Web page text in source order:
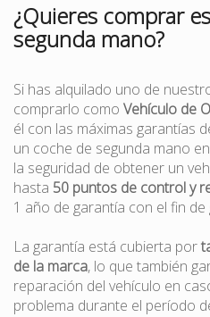
¿Quieres comprar
segunda mano?
Si has alquilado uno de
comprarlo como Vehículo de
él con las máximas garantías
un coche de segunda mano
la seguridad de obtener un
hasta 50 puntos de control y
1 año de garantía con el fin
La garantía está cubierta por
de la marca, lo que también
reparación del vehículo en
problema durante el período